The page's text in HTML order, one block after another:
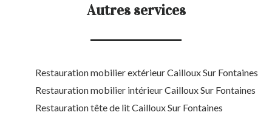
Autres services
Restauration mobilier extérieur Cailloux Sur Fontaines
Restauration mobilier intérieur Cailloux Sur Fontaines
Restauration tête de lit Cailloux Sur Fontaines